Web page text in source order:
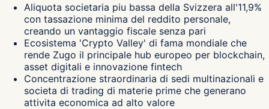
Aliquota societaria piu bassa della Svizzera all'11,9%
con tassazione minima del reddito personale,
creando un vantaggio fiscale senza pari
Ecosistema 'Crypto Valley' di fama mondiale che
rende Zugo il principale hub europeo per blockchain,
asset digitali e innovazione fintech
Concentrazione straordinaria di sedi multinazionali e
societa di trading di materie prime che generano
attivita economica ad alto valore